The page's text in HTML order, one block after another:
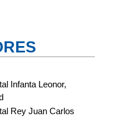
Infanta Leonor,
Rey Juan Carlos